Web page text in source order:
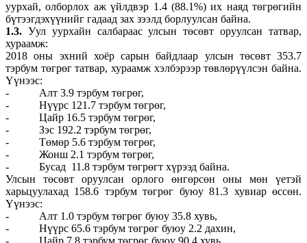
уурхай, олборлох аж үйлдвэр 1.4 (88.1%) их наяд төгрөгийн
бүтээгдэхүүнийг гадаад зах зээлд борлуулсан байна.
1.3. Уул уурхайн салбараас улсын төсөвт оруулсан татвар,
хураамж:
2018 оны эхний хоёр сарын байдлаар улсын төсөвт 353.7
тэрбум төгрөг татвар, хураамж хэлбэрээр төвлөрүүлсэн байна.
Үүнээс:
- Алт 3.9 тэрбум төгрөг,
- Нүүрс 121.7 тэрбум төгрөг,
- Цайр 16.5 тэрбум төгрөг,
- Зэс 192.2 тэрбум төгрөг,
- Төмөр 5.6 тэрбум төгрөг,
- Жонш 2.1 тэрбум төгрөг,
- Бусад 11.8 тэрбум төгрөгт хүрээд байна.
Улсын төсөвт оруулсан орлого өнгөрсөн оны мөн үетэй
харьцуулахад 158.6 тэрбум төгрөг буюу 81.3 хувиар өссөн.
Үүнээс:
- Алт 1.0 тэрбум төгрөг буюу 35.8 хувь,
- Нүүрс 65.6 тэрбум төгрөг буюу 2.2 дахин,